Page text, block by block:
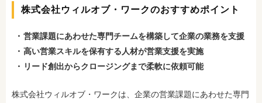
株式会社ウィルオブ・ワークのおすすめポイント
営業課題にあわせた専門チームを構築して企業の業務を支援
高い営業スキルを保有する人材が営業支援を実施
リード創出からクロージングまで柔軟に依頼可能
株式会社ウィルオブ・ワークは、企業の営業課題にあわせた専門